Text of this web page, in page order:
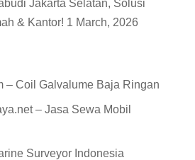
Jakarta Selatan, Solusi
& Kantor! 1 March, 2026
– Coil Galvalume Baja Ringan
– Jasa Sewa Mobil
Surveyor Indonesia